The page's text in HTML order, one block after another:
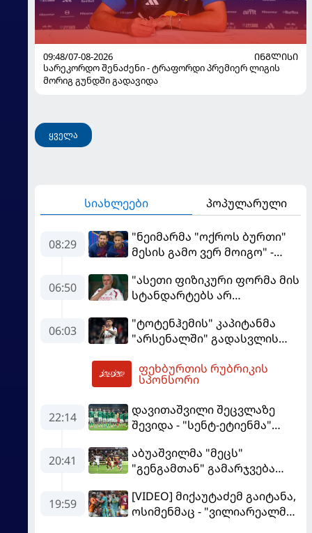
09:48/07-08-2026
ᲘᲜᲒᲚᲘᲡᲘ
სარეკორდო შენაძენი - ტრაფორდი პრემიერ ლიგის
მორიგ გუნდში გადავიდა
ყველა
სიახლეები პოპულარული
08:29
"ნეიმარმა "ოქროს ბურთი"
მესის გამო ვერ მოიგო" -
აგენტი
06:50
"ასეთი ფიზიკური ფორმა მის
სტანდარტებს არ
"რეალის" ახალწვეული
გააკრიტიკა
06:03
"ტოტენჰემის" კაპიტანმა
"არსენალში" გადასვლის
ფეხბურთის რუბრიკის
სპონსორი
22:14
დავითაშვილი შეცვლაზე
შევიდა - "სენტ-ეტიენმა"
20:41
აბუაშვილმა "მეცს"
"გენგამთან" გამარჯვება
19:59
[VIDEO] მიქაუტაძემ გაიტანა,
ოსიმენმაც - "ვილიარეალმა"